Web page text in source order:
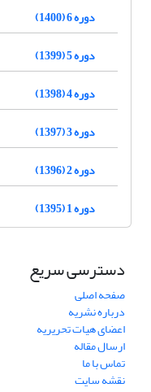
دوره 6 (1400)
دوره 5 (1399)
دوره 4 (1398)
دوره 3 (1397)
دوره 2 (1396)
دوره 1 (1395)
دسترسی سریع
صفحه اصلی
درباره نشریه
اعضای هیات تحریریه
ارسال مقاله
تماس با ما
نقشه سایت